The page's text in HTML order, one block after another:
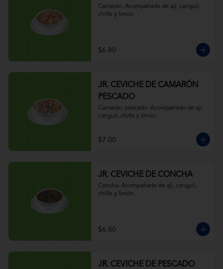
Camarón. Acompañado de ají, canguil,
chifle y limón.
$6.80
JR. CEVICHE DE CAMARÓN
PESCADO
Camarón, pescado. Acompañado de ají,
canguil, chifle y limón.
$7.00
JR. CEVICHE DE CONCHA
Concha. Acompañado de ají, canguil,
chifle y limón.
$6.80
JR. CEVICHE DE PESCADO